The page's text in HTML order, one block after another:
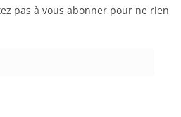
pas à vous abonner pour ne rien